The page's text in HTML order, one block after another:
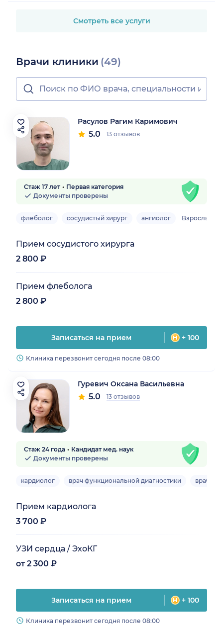
Смотреть все услуги
Врачи клиники (49)
Расулов Рагим Каримович
5.0 13 отзывов
Стаж 17 лет
Первая категория
Документы проверены
флеболог сосудистый хирург ангиолог Взрослый
Прием сосудистого хирурга
2 800 ₽
Прием флеболога
2 800 ₽
Записаться на прием + 100
Клиника перезвонит сегодня после 08:00
Гуревич Оксана Васильевна
5.0 13 отзывов
Стаж 24 года
Кандидат мед. наук
Документы проверены
кардиолог врач функциональной диагностики врач
Прием кардиолога
3 700 ₽
УЗИ сердца / ЭхоКГ
от 2 300 ₽
Записаться на прием + 100
Клиника перезвонит сегодня после 08:00